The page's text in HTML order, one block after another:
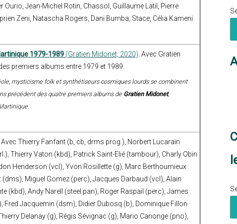
Ourio, Jean-Michel Rotin, Chassol, Guillaume Latil, Pierre
Zeni, Natascha Rogers, Dani Bumba, Stace, Célia Kameni
1979-1989 (Gratien Midonet, 2020) . Avec Gratien
premiers albums entre 1979 et 1989.
mysticisme folk et synthétiseurs cosmiques lourds se combinent
précédent des quatre premiers albums de Gratien Midonet,
. Avec Thierry Fanfant (b, cb, drms prog.), Norbert Lucarain
Thierry Vaton (kbd), Patrick Saint-Elié (tambour), Charly Obin
Henderson (vcl), Yvon Rosillette (g), Marc Berthoumieux
Miguel Gomez (perc), Jacques Darbaud (vcl), Alain
(kbd), Andy Narell (steel pan), Roger Raspail (perc), James
Fred Jacquemin (dsm), Didier Dubosq (b), Dominique Fillon
Delanay (g), Régis Sévignac (g), Mario Canonge (pno),